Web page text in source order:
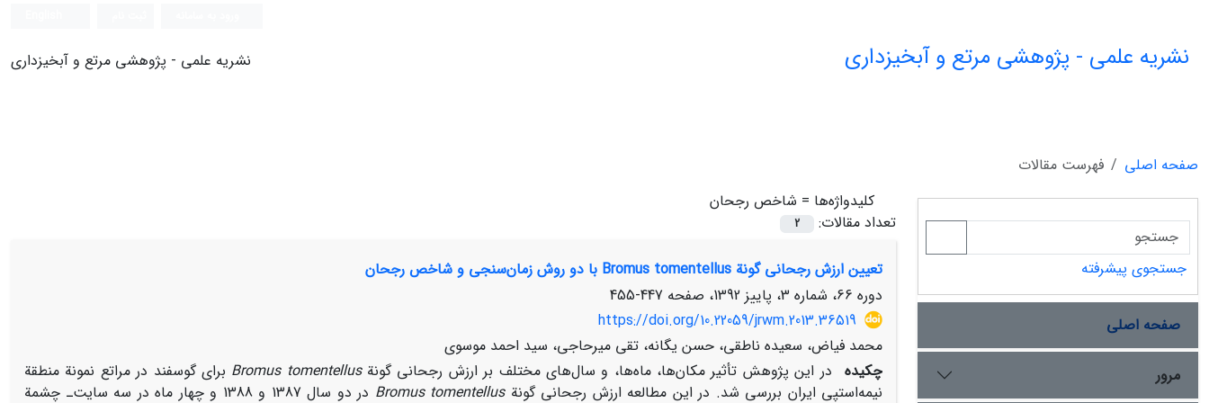
نشریه علمی - پژوهشی مرتع و آبخیزداری نشریه علمی - پژوهشی مرتع و آبخیزداری
صفحه اصلی
فهرست مقالات
کلیدواژه‌ها = شاخص رجحان
تعداد مقالات:
2
تعیین ارزش رجحانی گونة Bromus tomentellus با دو روش زمان‌سنجی و شاخص رجحان
دوره 66، شماره 3، پاییز 1392، صفحه
447-455
https://doi.org/10.22059/jrwm.2013.36519
محمد فیاض، سعیده ناطقی، حسن یگانه، تقی میرحاجی، سید احمد موسوی
چکیده در این پژوهش تأثیر مکان‌ها، ماه‌ها، و سال‌های مختلف بر ارزش رجحانی گونة Bromus tomentellus
برای گوسفند در مراتع نمونة منطقة
نیمه‌استپی ایران بررسی شد. در این مطالعه ارزش رجحانی گونة
Bromus tomentellus
در دو سال‌ 1387 و 1388‌ و چهار ماه در سه سایت‌ـ چشمة
جستجوی پیشرفته
صفحه اصلی
مرور